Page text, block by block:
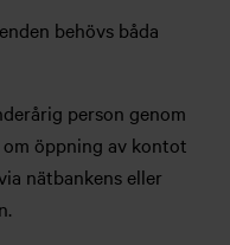
behövs båda
person genom
om öppning av kontot
nätbankens eller